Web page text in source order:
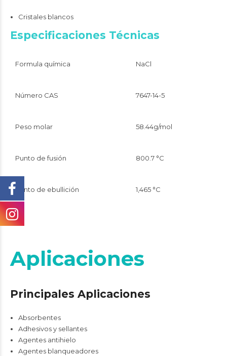
Cristales blancos
Especificaciones Técnicas
Formula química NaCl
Número CAS 7647-14-5
Peso molar 58.44g/mol
Punto de fusión 800.7 °C
Punto de ebullición 1,465 °C
Aplicaciones
Principales Aplicaciones
Absorbentes
Adhesivos y sellantes
Agentes antihielo
Agentes blanqueadores